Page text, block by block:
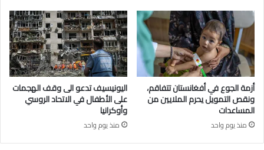
أزمة الجوع في أفغانستان تتفاقم،
ونقص التمويل يحرم الملايين من
المساعدات
منذ يوم واحد
اليونيسيف تدعو الى وقف الهجمات
على الأطفال في الاتحاد الروسي
وأوكرانيا
منذ يوم واحد